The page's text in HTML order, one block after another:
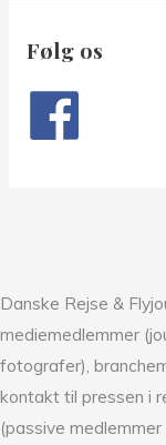
Følg os
Danske Rejse &
mediemedlemmer
fotografer),
kontakt til pressen i
(passive